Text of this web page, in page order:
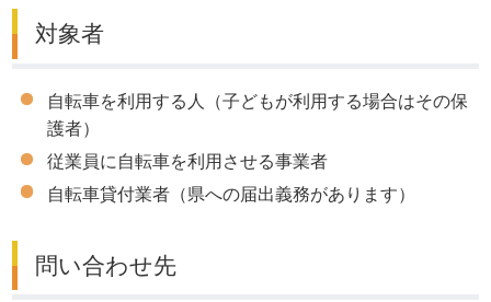
対象者
自転車を利用する人（子どもが利用する場合はその保
護者）
従業員に自転車を利用させる事業者
自転車貸付業者（県への届出義務があります）
問い合わせ先